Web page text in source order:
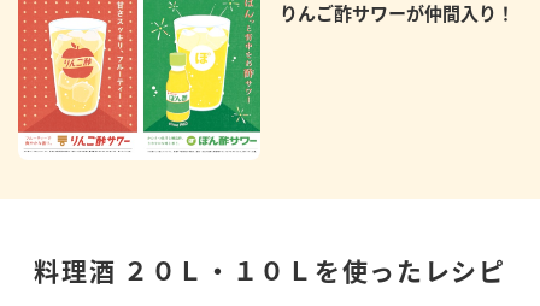
りんご酢サワーが仲間入り！
料理酒 ２０Ｌ・１０Ｌを使ったレシピ